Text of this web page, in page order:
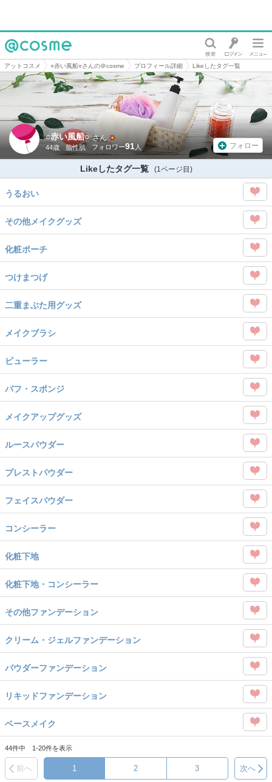
@cosme
アットコスメ ○赤い風船○さんの＠cosme プロフィール詳細 Likeしたタグ一覧
○赤い風船○ さん
44歳 脂性肌 91 フォロー
Likeしたタグ一覧 (1ページ目)
うるおい
この
タグ
を
Like
その他メイクグッズ
この
タグ
を
Like
化粧ポーチ
この
タグ
を
Like
つけまつげ
この
タグ
を
Like
二重まぶた用グッズ
この
タグ
を
Like
メイクブラシ
この
タグ
を
Like
ビューラー
この
タグ
を
Like
パフ・スポンジ
この
タグ
を
Like
メイクアップグッズ
この
タグ
を
Like
ルースパウダー
この
タグ
を
Like
プレストパウダー
この
タグ
を
Like
フェイスパウダー
この
タグ
を
Like
コンシーラー
この
タグ
を
Like
化粧下地
この
タグ
を
Like
化粧下地・コンシーラー
この
タグ
を
Like
その他ファンデーション
この
タグ
を
Like
クリーム・ジェルファンデーション
この
タグ
を
Like
パウダーファンデーション
この
タグ
を
Like
リキッドファンデーション
この
タグ
Like
ベースメイク
この
タグ
を
44件中 1-20件を表示
1 2 3
前へ 次へ